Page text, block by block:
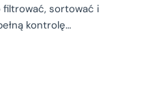
filtrować, sortować i
kontrolę…